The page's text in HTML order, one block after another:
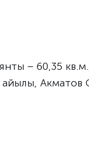
– 60,35
Акматов